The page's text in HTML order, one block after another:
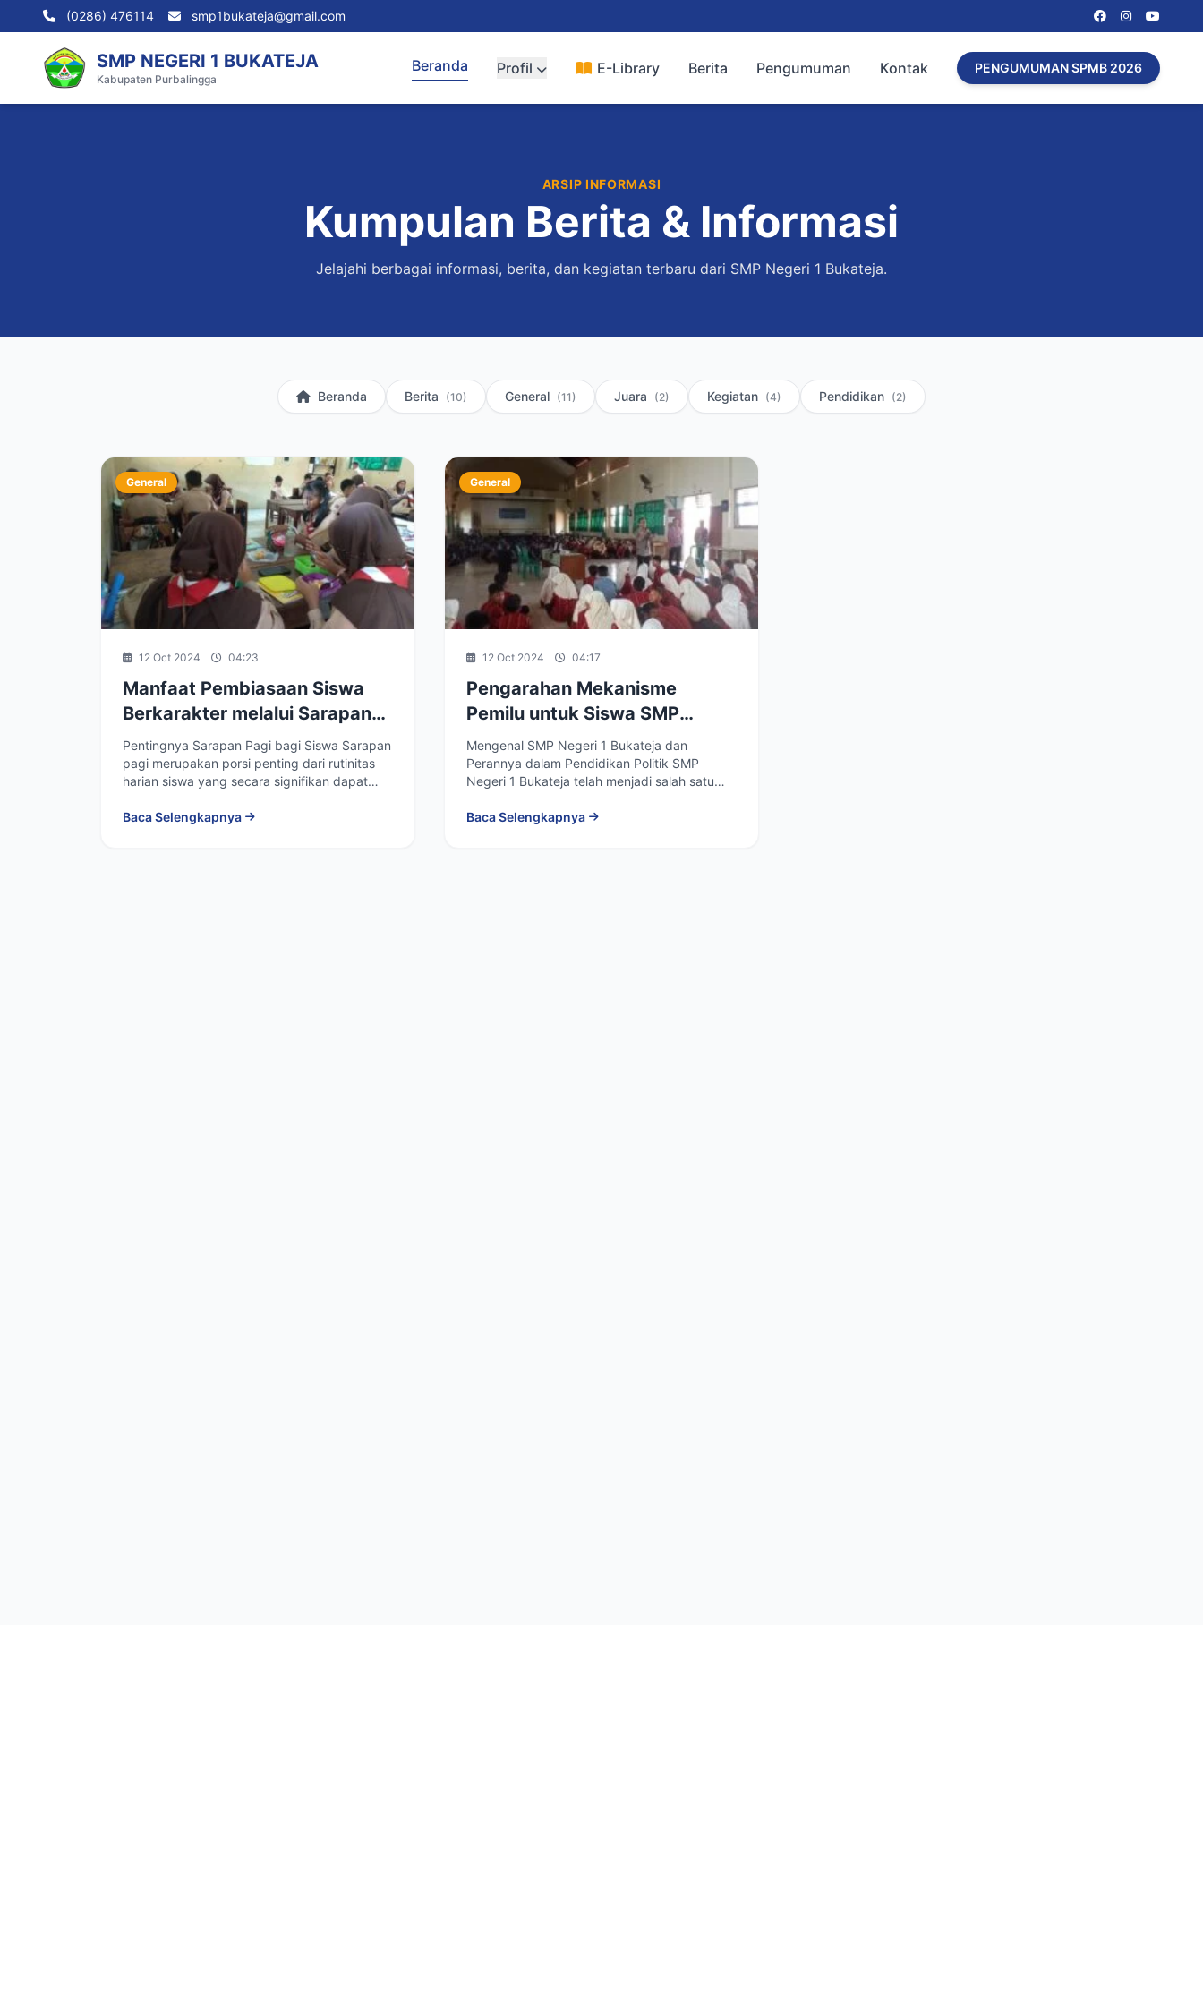
(0286) 476114 smp1bukateja@gmail.com
SMP NEGERI 1 BUKATEJA
Kabupaten Purbalingga
Beranda Profil E-Library Berita Pengumuman Kontak PENGUMUMAN SPMB 2026
ARSIP INFORMASI
Kumpulan Berita & Informasi
Jelajahi berbagai informasi, berita, dan kegiatan terbaru dari SMP Negeri 1 Bukateja.
Beranda Berita (10) General (11) Juara (2) Kegiatan (4) Pendidikan (2)
General
12 Oct 2024 04:23
Manfaat Pembiasaan Siswa
Berkarakter melalui Sarapan
Pagi di SMP Negeri 1 Bukateja
Pentingnya Sarapan Pagi bagi Siswa Sarapan
pagi merupakan porsi penting dari rutinitas
harian siswa yang secara signifikan dapat
Baca Selengkapnya
General
12 Oct 2024 04:17
Pengarahan Mekanisme
Pemilu untuk Siswa SMP
Negeri 1 Bukateja
Mengenal SMP Negeri 1 Bukateja dan
Perannya dalam Pendidikan Politik SMP
Negeri 1 Bukateja telah menjadi salah satu
Baca Selengkapnya